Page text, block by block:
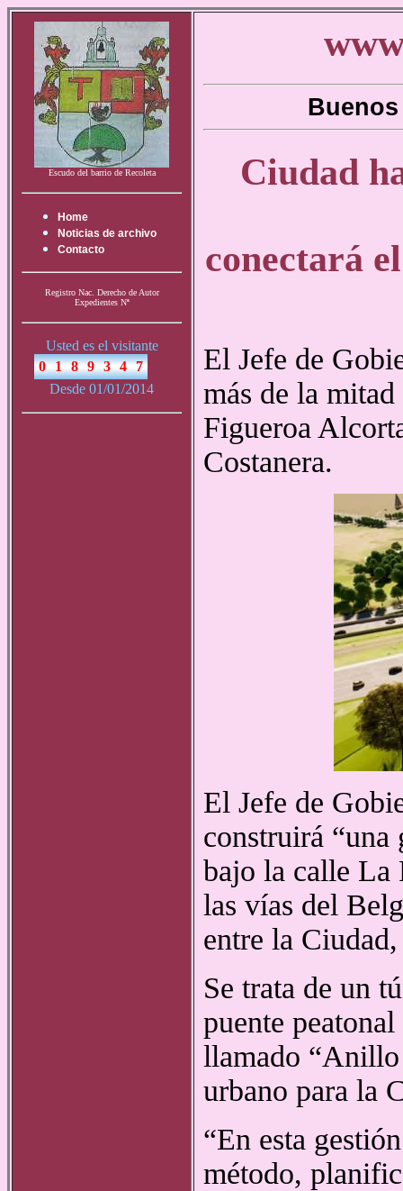
Escudo del barrio de Recoleta
Home
Noticias de archivo
Contacto
Registro Nac. Derecho de Autor
Expedientes Nª
Usted es el visitante
Desde 01/01/2014
Ciudad
conectará
El Jefe de
más de la
Figueroa
Costanera.
El Jefe de
construirá
bajo la calle La
las vías del
entre la
Se trata de un
puente
llamado “Anillo
urbano para la
“En esta
método,